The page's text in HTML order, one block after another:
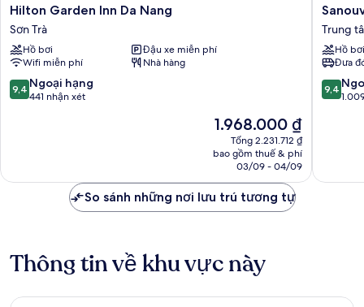
Hilton
Garden
Inn
Da
Nang
Sơn
Trà
Hilton Garden Inn Da Nang
Sơn Trà
Hồ bơi
Đậu xe miễn phí
Wifi miễn phí
Nhà hàng
9.4
trên
xét
9,4 Ngoại hạng
441 nhận xét
Giá
hiện
tại
1.968.000 ₫
1.968.000 ₫
Tổng 2.231.712 ₫
bao gồm thuế & phí
03/09 - 04/09
Sanouva
Danang
Hotel
Trung
tâm
Thành
phố
Trung
Hồ bơi
Đưa
9.4
trên
xét
9,4
So sánh những nơi lưu trú tương tự
Thông tin về khu vực này